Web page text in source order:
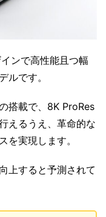
ンで高性能且つ幅
ルです。
搭載で、8K ProRes
えるうえ、革命的な
を実現します。
上すると予測されて